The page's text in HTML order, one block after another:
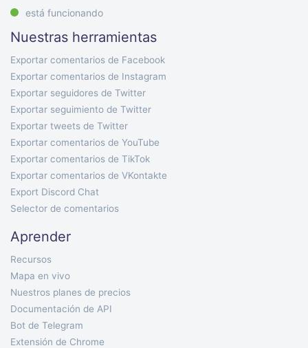
está funcionando
Nuestras herramientas
Exportar comentarios de Facebook
Exportar comentarios de Instagram
Exportar seguidores de Twitter
Exportar seguimiento de Twitter
Exportar tweets de Twitter
Exportar comentarios de YouTube
Exportar comentarios de TikTok
Exportar comentarios de VKontakte
Export Discord Chat
Selector de comentarios
Aprender
Recursos
Mapa en vivo
Nuestros planes de precios
Documentación de API
Bot de Telegram
Extensión de Chrome